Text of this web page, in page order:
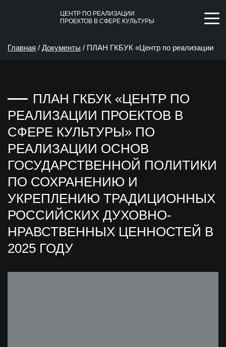
ЦЕНТР ПО РЕАЛИЗАЦИИ
ПРОЕКТОВ В СФЕРЕ КУЛЬТУРЫ
Главная / Документы / ПЛАН ГКБУК «Центр по реализации
государственной политики по сохранению и укреплению
традиционных российских духовно-нравственных
ценностей в 2025 году
ПЛАН ГКБУК «ЦЕНТР ПО
РЕАЛИЗАЦИИ ПРОЕКТОВ В
СФЕРЕ КУЛЬТУРЫ» ПО
РЕАЛИЗАЦИИ ОСНОВ
ГОСУДАРСТВЕННОЙ ПОЛИТИКИ
ПО СОХРАНЕНИЮ И
УКРЕПЛЕНИЮ ТРАДИЦИОННЫХ
РОССИЙСКИХ ДУХОВНО-
НРАВСТВЕННЫХ ЦЕННОСТЕЙ В
2025 ГОДУ